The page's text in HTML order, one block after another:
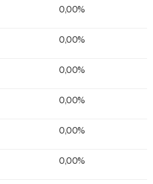
0,00%
0,00%
0,00%
0,00%
0,00%
0,00%